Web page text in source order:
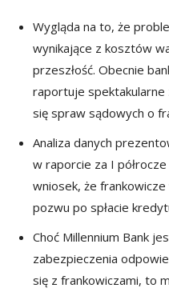
Wygląda na to, że
wynikające z kosztów
przeszłość. Obecnie
raportuje spektakularne
się spraw sądowych o
Analiza danych
w raporcie za I
wniosek, że
pozwu po spłacie
Choć Millennium Bank
zabezpieczenia
się z frankowiczami, to